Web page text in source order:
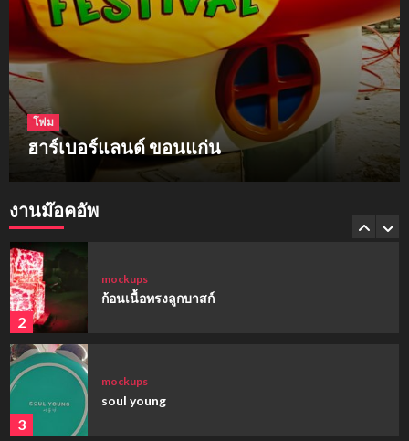
โฟม
ฮาร์เบอร์แลนด์ ขอนแก่น
งานม๊อคอัพ
4
5
1
2
mockups
ก้อนเนื้อทรงลูกบาสก์
3
mockups
soul young